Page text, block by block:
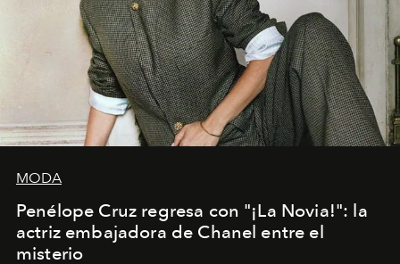
MODA
Penélope Cruz regresa con "¡La Novia!": la
actriz embajadora de Chanel entre el
misterio